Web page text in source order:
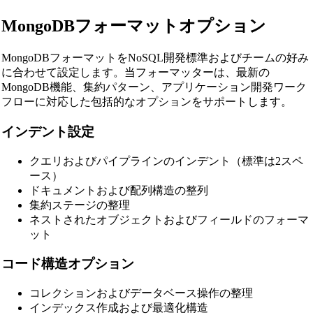
MongoDBフォーマットオプション
MongoDBフォーマットをNoSQL開発標準およびチームの好み
に合わせて設定します。当フォーマッターは、最新の
MongoDB機能、集約パターン、アプリケーション開発ワーク
フローに対応した包括的なオプションをサポートします。
インデント設定
クエリおよびパイプラインのインデント（標準は2スペ
ース）
ドキュメントおよび配列構造の整列
集約ステージの整理
ネストされたオブジェクトおよびフィールドのフォーマ
ット
コード構造オプション
コレクションおよびデータベース操作の整理
インデックス作成および最適化構造